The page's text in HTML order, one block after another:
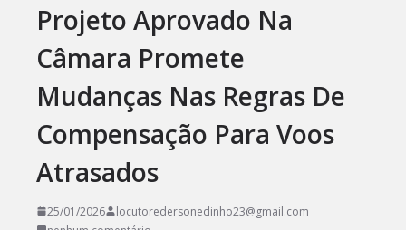
Projeto Aprovado Na
Câmara Promete
Mudanças Nas Regras De
Compensação Para Voos
Atrasados
25/01/2026
locutoredersonedinho23@gmail.com